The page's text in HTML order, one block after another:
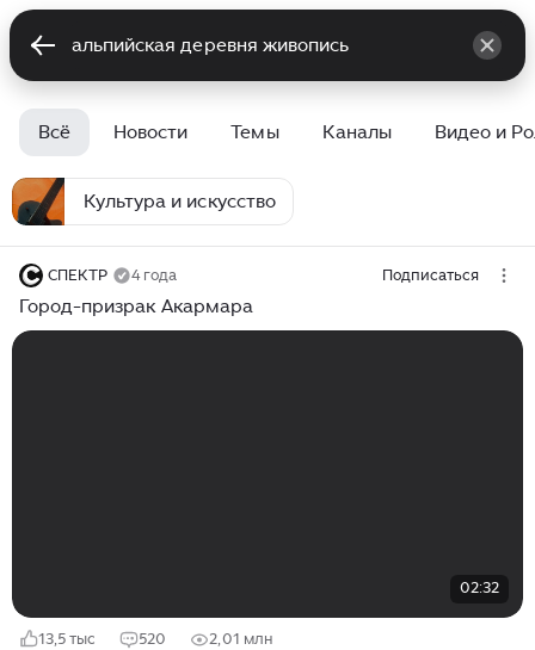
Всё Новости Темы Каналы Видео и
Культура и искусство
СПЕКТР 4 года Подписаться
Город-призрак Акармара
02:32
13,5 тыс 520 2,01 млн